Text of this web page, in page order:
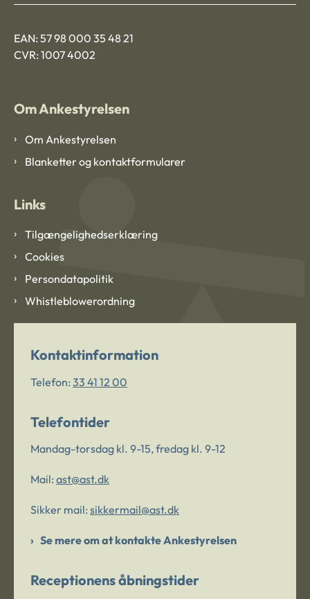
EAN: 57 98 000 35 48 21
CVR: 1007 4002
Om Ankestyrelsen
Om Ankestyrelsen
Blanketter og kontaktformularer
Links
Tilgængelighedserklæring
Cookies
Persondatapolitik
Whistleblowerordning
Kontaktinformation
Telefon: 33 41 12 00
Telefontider
Mandag-torsdag kl. 9-15, fredag kl. 9-12
Mail: ast@ast.dk
Sikker mail: sikkermail@ast.dk
Se mere om at kontakte Ankestyrelsen
Receptionens åbningstider